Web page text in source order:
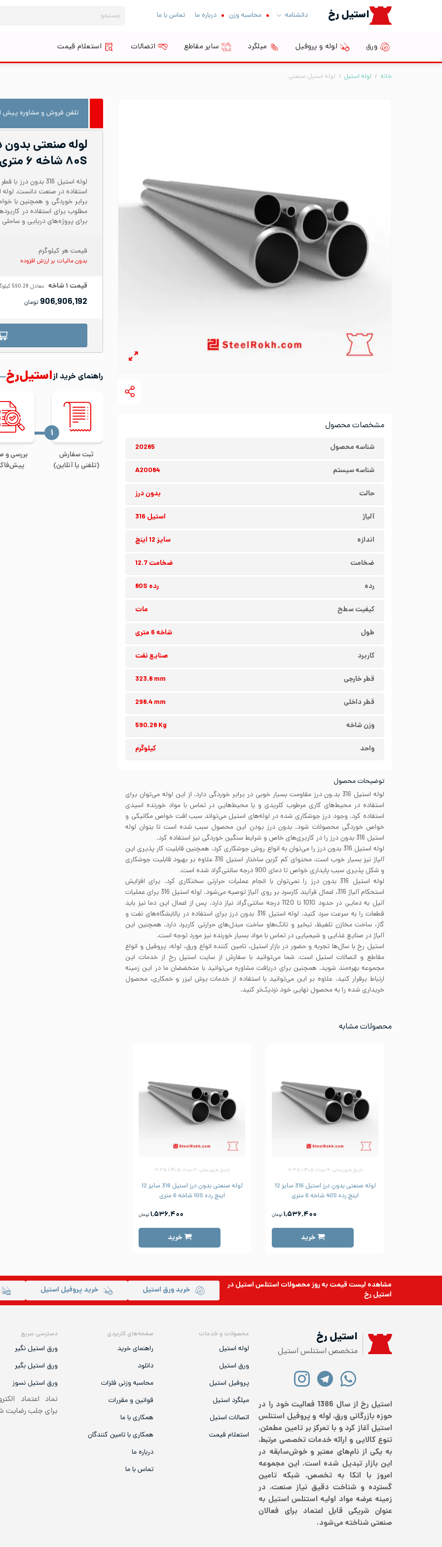
استیل رخ دانشنامه محاسبه وزن درباره ما تماس با ما
برای:
ورق لوله و پروفیل میلگرد سایر مقاطع اتصالات استعلام قیمت
خانه / لوله استیل / لوله استیل صنعتی
مشخصات محصول
شناسه محصول 20285
شناسه سیستم A20084
حالت بدون درز
آلیاژ استیل 316
اندازه سایز 12 اینچ
ضخامت ضخامت 12.7
رده رده 80S
کیفیت سطح مات
طول شاخه 6 متری
کاربرد صنایع نفت
قطر خارجی 323.8 mm
قطر داخلی 298.4 mm
وزن شاخه 590.28 Kg
واحد کیلوگرم
توضیحات محصول
لوله استیل 316 بد.ون درز مقاومت بسیار خوبی در برابر خوردگی دارد. از این لوله می‌توان برای
استفاده در محیط‌های کاری مرطوب کلریدی و یا محیط‌هایی در تماس با مواد خورنده اسیدی
استفاده کرد. وجود درز جوشکاری شده در لوله‌های استیل می‌تواند سبب افت خواص مکانیکی و
خواص خوردگی محصولات شود. بدون درز بودن این محصول سبب شده است تا بتوان لوله
استیل 316 بدون درز را در کاربری‌های خاص و شرایط سنگین خوردگی نیز استفاده کرد.
لوله استیل 316 بدون درز را می‌توان به انواع روش‌ جوشکاری کرد. همچنین قابلیت کار پذیری این
آلیاژ نیز بسیار خوب است. محتوای کم کربن ساختار استیل 316 علاوه بر بهبود قابلیت جوشکاری
و شکل پذیری سبب پایداری خواص تا دمای 900 درجه سانتی‌گراد شده است.
لوله استیل 316 بدون درز را نمی‌توان با انجام عملیات حرارتی سختکاری کرد. برای افزایش
استحکام آلیاژ 316، اعمال فرآیند کارسرد بر روی آلیاژ توصیه می‌شود. لوله استیل 316 برای عملیات
آنیل به دمایی در حدود 1010 تا 1120 درجه سانتی‌گراد نیاز دارد. پس از اعمال این دما نیز باید
قطعات را به سرعت سرد کنید. لوله استیل 316 بدون درز برای استفاده در پالایشگاه‌های نفت و
گاز، ساخت مخازن تلغیظ، تبخیر و تانک‌هاو ساخت مبدل‌های حرارتی کاربرد دارد. همچنین این
آلیاژ در صنایع غذایی و شیمیایی در تماس با مواد بسیار خورنده نیز مورد توجه است.
استیل رخ با سال‌ها تجربه و حضور در بازار استیل، تامین کننده انواع ورق، لوله، پروفیل و انواع
مقاطع و اتصالات استیل است. شما می‌توانید با سفارش از سایت استیل رخ از خدمات این
مجموعه بهره‌مند شوید. همچنین برای دریافت مشاوره می‌توانید با متخضضان ما در این زمینه
ارتباط برقرار کنید. علاوه بر این می‌توانید با استفاده از خدمات برش لیزر و خمکاری، محصول
خریداری شده را به محصول نهایی خود نزدیک‌تر کنید.
محصولات مشابه
تاریخ به‌روزرسانی: ۱۲ مرداد ۱۴۰۵ | ۱۶:۳۵
لوله صنعتی بدون درز استیل 316 سایز 12
اینچ رده 40S شاخه 6 متری
۱,۵۳۶,۴۰۰ تومان
خرید
تاریخ به‌روزرسانی: ۱۲ مرداد ۱۴۰۵ | ۱۶:۳۵
لوله صنعتی بدون درز استیل 316 سایز 12
اینچ رده 10S شاخه 6 متری
۱,۵۳۶,۴۰۰ تومان
خرید
تلفن فروش و مشاوره پیش
۸۰S شاخه ۶ متری
برابر خوردگی و همچنین با
مطلوب برای استفاده در
برای پروژه‌های دریایی و
قیمت هر کیلوگرم
بدون مالیات بر ارزش افزوده
قیمت ۱شاخه معادل 590.28
906,906,192 تومان
راهنمای خرید ازاستیل‌رخ
ثبت سفارش
(تلفنی یا آنلاین)
‍۱
بررسی و
مشاهده لیست قیمت به روزمحصولات استنلس استیلدر
استیل رخ
خرید ورق استیل خرید پروفیل استیل
استیل رخ
متخصص استنلس استیل
استیل رخ از سال 1386 فعالیت خود را در
حوزه بازرگانی ورق، لوله و پروفیل استنلس
استیل آغاز کرد و با تمرکز بر تامین مطمئن،
تنوع کالایی و ارائه خدمات تخصصی مرتبط،
به یکی از نام‌های معتبر و خوش‌سابقه در
این بازار تبدیل شده است. این مجموعه
امروز با اتکا به تخصص، شبکه تامین
گسترده و شناخت دقیق نیاز صنعت، در
زمینه عرضه مواد اولیه استنلس استیل به
عنوان شریکی قابل اعتماد برای فعالان
صنعتی شناخته می‌شود.
محصولات و خدمات
لوله استیل
ورق استیل
پروفیل استیل
میلگرد استیل
اتصالات استیل
استعلام قیمت
صفحه‌های کاربردی
راهنمای خرید
دانلود
محاسبه وزنی فلزات
قوانین و مقررات
همکاری با ما
همکاری با تامین کنندگان
درباره ما
تماس با ما
دسترسی سریع
ورق استیل نگیر
ورق استیل بگیر
ورق استیل نسوز
نماد اعتماد
برای جلب